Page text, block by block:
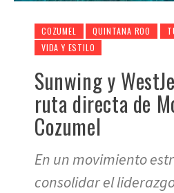
COZUMEL QUINTANA ROO
VIDA Y ESTILO
Sunwing y
ruta directa de
Cozumel
En un movimiento
consolidar el